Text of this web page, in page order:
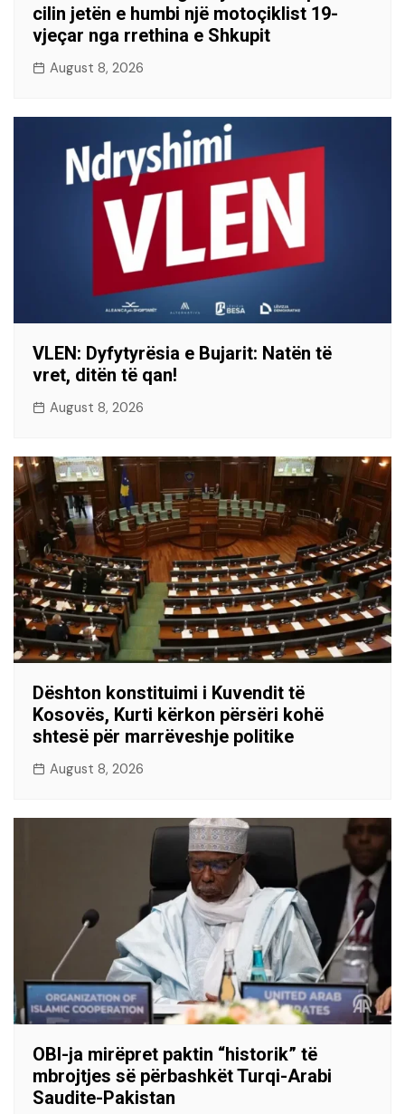
cilin jetën e humbi një motoçiklist 19-
vjeçar nga rrethina e Shkupit
August 8, 2026
VLEN: Dyfytyrësia e Bujarit: Natën të
vret, ditën të qan!
August 8, 2026
Dështon konstituimi i Kuvendit të
Kosovës, Kurti kërkon përsëri kohë
shtesë për marrëveshje politike
August 8, 2026
OBI-ja mirëpret paktin “historik” të
mbrojtjes së përbashkët Turqi-Arabi
Saudite-Pakistan